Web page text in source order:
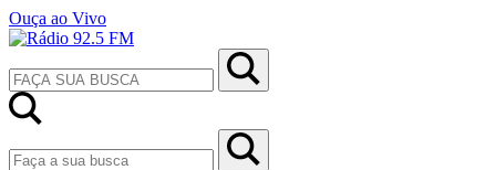
Ouça ao Vivo